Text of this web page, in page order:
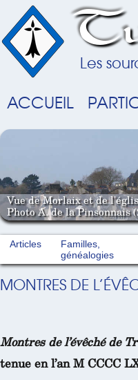
Les
ACCUEIL
Vue de Morlaix et de
Photo A. de la Pinsonnais
Articles
Familles,
généalogies
MONTRES DE
Montres de l’évêché de
tenue en l’an M CCCC